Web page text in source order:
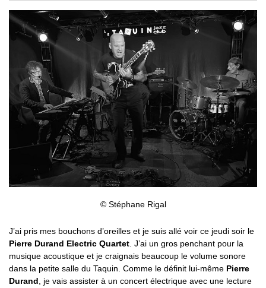
© Stéphane Rigal
J’ai pris mes bouchons d’oreilles et je suis allé voir ce jeudi soir le
Pierre Durand Electric Quartet . J’ai un gros penchant pour la
musique acoustique et je craignais beaucoup le volume sonore
dans la petite salle du Taquin. Comme le définit lui-même Pierre
Durand , je vais assister à un concert électrique avec une lecture